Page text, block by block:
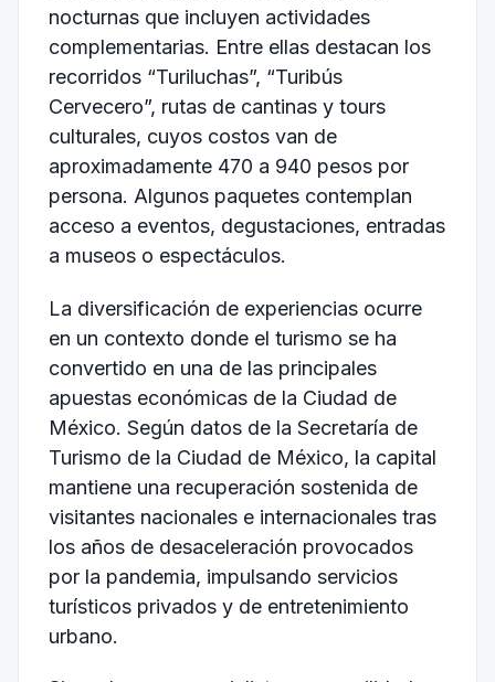
nocturnas que incluyen actividades
complementarias. Entre ellas destacan los
recorridos “Turiluchas”, “Turibús
Cervecero”, rutas de cantinas y tours
culturales, cuyos costos van de
aproximadamente 470 a 940 pesos por
persona. Algunos paquetes contemplan
acceso a eventos, degustaciones, entradas
a museos o espectáculos.
La diversificación de experiencias ocurre
en un contexto donde el turismo se ha
convertido en una de las principales
apuestas económicas de la Ciudad de
México. Según datos de la Secretaría de
Turismo de la Ciudad de México, la capital
mantiene una recuperación sostenida de
visitantes nacionales e internacionales tras
los años de desaceleración provocados
por la pandemia, impulsando servicios
turísticos privados y de entretenimiento
urbano.